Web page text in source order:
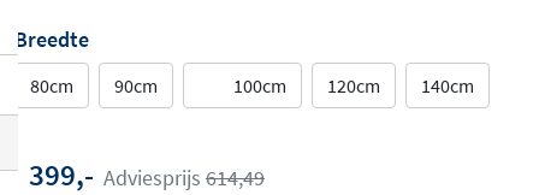
Breedte
80cm 90cm 100cm 120cm 140cm
399,- Adviesprijs 614,49